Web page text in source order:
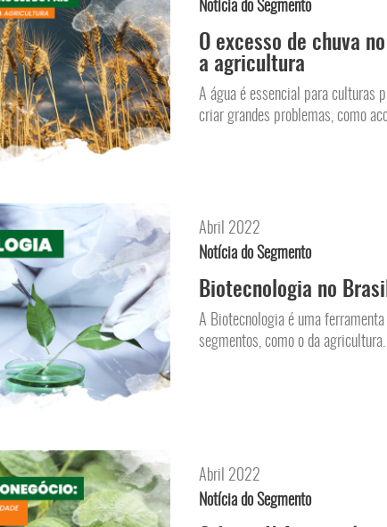
Notícia do Segmento
O excesso de chuva
a agricultura
A água é essencial para culturas
criar grandes problemas, como
Abril 2022
Notícia do Segmento
Biotecnologia no Brasil
A Biotecnologia é uma
segmentos, como o da
Abril 2022
Notícia do Segmento